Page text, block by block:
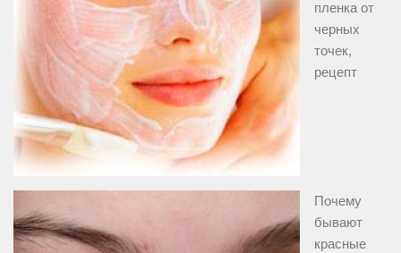
пленка от
черных
точек,
рецепт
Почему
бывают
красные